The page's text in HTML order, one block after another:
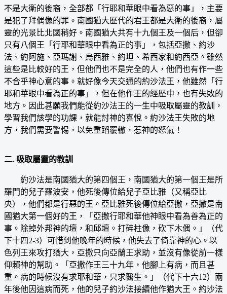
不是大衛的後裔，全部都「行耶和華眼中看為惡的事」，主要
是犯了拜偶像的罪。南國猶大歷代的君王都是大衛的後裔，屬
靈的光景比北國稍好。南國猶大共有十九個王及一個后，但卻
只有八個王「行耶和華眼中看為正的事」，包括亞撒、約沙
法、約阿施、亞瑪謝、烏西雅、約坦、希西家和約西亞。雖然
這些是比較好的王，但他們也不是完全的人，他們也有作一些
不合乎神心意的事。就好像今天交通的約沙法王，他雖然「行
耶和華眼中看為正的事」，但在他作王的經歷中，也有失敗的
地方。因此甚願我們能從約沙法王的一生中吸取屬靈的教訓，
學習我們該學的功課，就能討神的喜悅。約沙法王失敗的地
方，我們需要警惕，以免重蹈覆轍，惹神的怒氣！
二. 吸取屬靈的教訓
約沙法是南國猶大的第四個王，南國猶大的第一個王是所
羅門的兒子羅波安，他死後傳位給兒子亞比雅（又稱亞比
央），他們都是行惡的王。亞比雅死後傳位給亞撒，亞撒是南
國猶大第一個好的王，「亞撒行耶和華他神眼中看為善為正的
事。除掉外邦神的壇，和邱壇。打碎柱像，砍下木偶。」（代
下十四2-3）可惜到他晚年的時候，他失去了倚靠神的心。以
色列王來攻打猶大，亞撒只向亞蘭王求助，並沒有像從前一樣
仰賴神的幫助。「亞撒作王三十九年，他腳上有病，而且甚
重。病的時候沒有求耶和華，只求醫生。」（代下十六12）兩
年後他因這病而死，他的兒子約沙法接續他作猶大王。約沙法